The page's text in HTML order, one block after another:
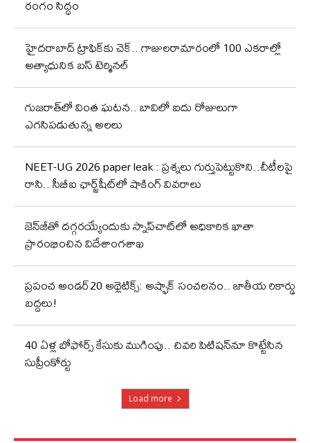
రంగం సిద్ధం
హైదరాబాద్ ట్రాఫిక్‌కు చెక్.. గాజులరామారంలో 100 ఎకరాల్లో
అత్యాధునిక బస్ టెర్మినల్
గుజరాత్‌లో వింత ఘటన.. బావిలో ఐదు రోజులుగా
ఎగసిపడుతున్న అలలు
NEET-UG 2026 paper leak : ప్రశ్నలు గుర్తుపెట్టుకొని..చీటీలపై
రాసి.. సీబీఐ ఛార్జ్‌షీట్‌లో షాకింగ్‌ వివరాలు
జెన్‌జీతో దగ్గరయ్యేందుకు స్నాప్‌చాట్‌లో అధికారిక ఖాతా
ప్రారంభించిన విదేశాంగశాఖ
ప్రపంచ అండర్20 అథ్లెటిక్స్: అష్ఫాక్ సంచలనం.. జాతీయ రికార్డు
బద్దలు!
40 ఏళ్ల బోఫోర్స్ కేసుకు ముగింపు.. చివరి పిటిషన్‌నూ కొట్టేసిన
సుప్రీంకోర్టు
Load more